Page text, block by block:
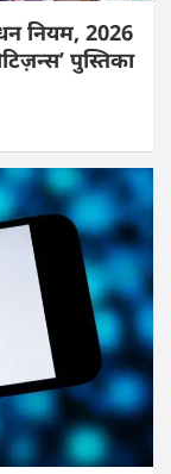
नियम, 2026
पुस्तिका